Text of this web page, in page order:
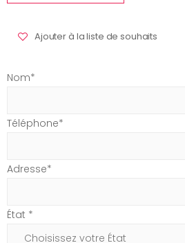
Ajouter à la liste de souhaits
Nom*
Téléphone*
Adresse*
État *